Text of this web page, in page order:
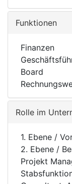
Funktionen
Finanzen
Board
Rolle im
1. Ebene /
2. Ebene /
Projekt